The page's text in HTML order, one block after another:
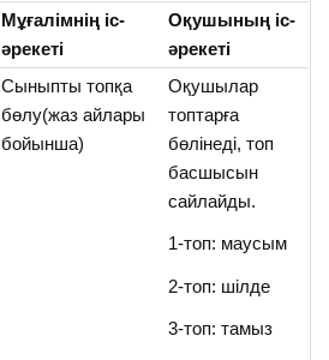
Мұғалімнің іс-
әрекеті
Оқушының іс-
әрекеті
Сыныпты топқа
бөлу(жаз айлары
бойынша)
Оқушылар
топтарға
бөлінеді, топ
басшысын
сайлайды.
1-топ: маусым
2-топ: шілде
3-топ: тамыз